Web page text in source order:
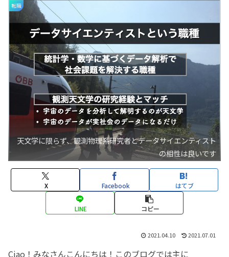
転職
天文学に限らず、観測物理系研究者とデータサイエンティスト
の相性は良いです
X Facebook はてブ
LINE コピー
2021.04.10 2021.07.01
Ciao！みなさんこんにちは！このブログでは主に